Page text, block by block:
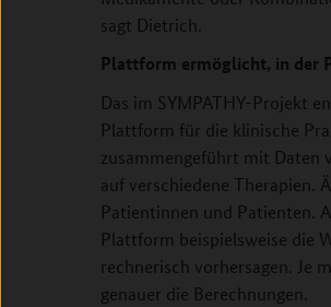
sagt Dietrich.
Plattform ermöglicht, in der
Das im SYMPATHY-Projekt
Plattform für die klinische
zusammengeführt mit Daten
auf verschiedene Therapien.
Patientinnen und Patienten.
Plattform beispielsweise die
rechnerisch vorhersagen. Je
genauer die Berechnungen.